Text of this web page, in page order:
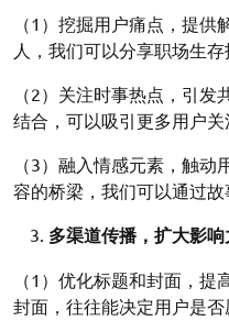
（1）挖掘用户痛点，提
人，我们可以分享职场生
（2）关注时事热点，引
结合，可以吸引更多用户关
（3）融入情感元素，触
容的桥梁，我们可以通过故
多渠道传播，扩大影响
（1）优化标题和封面，
封面，往往能决定用户是否